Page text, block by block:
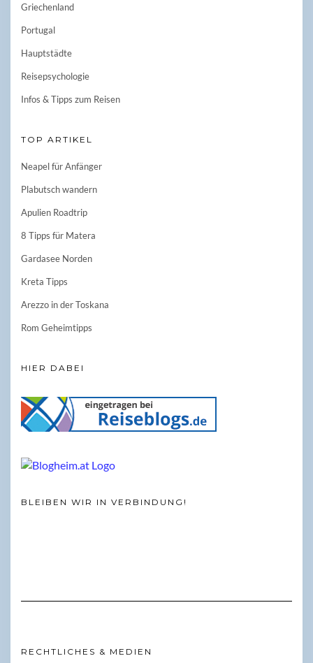
Griechenland
Portugal
Hauptstädte
Reisepsychologie
Infos & Tipps zum Reisen
TOP ARTIKEL
Neapel für Anfänger
Plabutsch wandern
Apulien Roadtrip
8 Tipps für Matera
Gardasee Norden
Kreta Tipps
Arezzo in der Toskana
Rom Geheimtipps
HIER DABEI
BLEIBEN WIR IN VERBINDUNG!
RECHTLICHES & MEDIEN